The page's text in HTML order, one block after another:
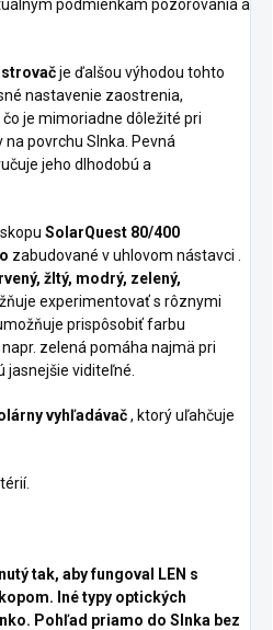
podmienkam pozorovania a
je ďalšou výhodou tohto
nastavenie zaostrenia,
je mimoriadne dôležité pri
povrchu Slnka. Pevná
jeho dlhodobú a
SolarQuest 80/400
zabudované v uhlovom nástavci
žltý, modrý, zelený,
experimentovať s rôznymi
prispôsobiť farbu
zelená pomáha najmä pri
viditeľné.
vyhľadávač, ktorý uľahčuje
tak, aby fungoval LEN s
Iné typy optických
Pohľad priamo do Slnka bez